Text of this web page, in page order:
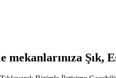
mekanlarınıza Şık,